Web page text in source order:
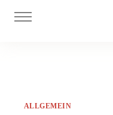
ALLGEMEIN